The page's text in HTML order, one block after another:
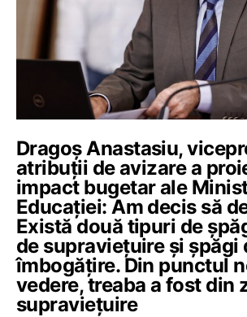
Dragoș Anastasiu,
atribuții de avizare a
impact bugetar ale
Educației: Am decis să
Există două tipuri de
de supravieţuire şi şpăgi
îmbogăţire. Din punctul
vedere, treaba a fost din
supravieţuire